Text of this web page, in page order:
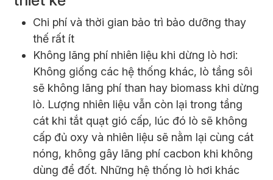
Chi phí và thời gian bảo trì bảo dưỡng thay
thế rất ít
Không lãng phí nhiên liệu khi dừng lò hơi:
Không giống các hệ thống khác, lò tầng sôi
sẽ không lãng phí than hay biomass khi dừng
lò. Lượng nhiên liệu vẫn còn lại trong tầng
cát khi tắt quạt gió cấp, lúc đó lò sẽ không
cấp đủ oxy và nhiên liệu sẽ nằm lại cùng cát
nóng, không gây lãng phí cacbon khi không
dùng để đốt. Những hệ thống lò hơi khác